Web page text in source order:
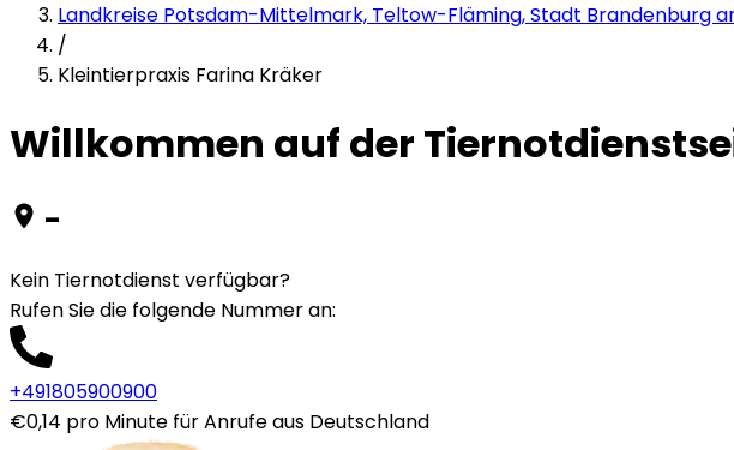
Landkreise Potsdam-Mittelmark, Teltow-Fläming, Stadt Brandenburg
/
Kleintierpraxis Farina Kräker
Willkommen auf der
-
Kein Tiernotdienst verfügbar?
Rufen Sie die folgende Nummer an:
+491805900900
€0,14 pro Minute für Anrufe aus Deutschland